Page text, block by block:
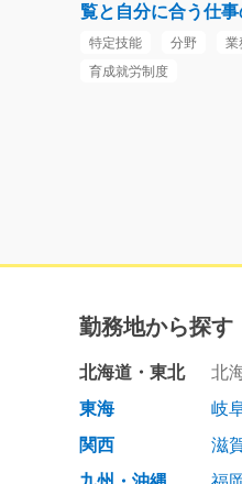
覧と自分に合う仕
特定技能 分野 業
育成就労制度
勤務地から探す
北海道・東北 北
東海
岐
関西
滋